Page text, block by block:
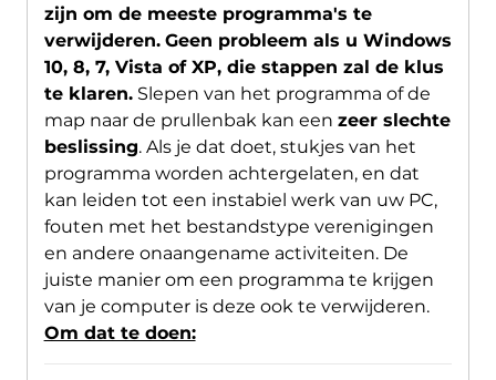
zijn om de meeste programma's te
verwijderen. Geen probleem als u Windows
10, 8, 7, Vista of XP, die stappen zal de klus
te klaren.Slepen van het programma of de
map naar de prullenbak kan een zeer slechte
beslissing. Als je dat doet, stukjes van het
programma worden achtergelaten, en dat
kan leiden tot een instabiel werk van uw PC,
fouten met het bestandstype verenigingen
en andere onaangename activiteiten. De
juiste manier om een ​​programma te krijgen
van je computer is deze ook te verwijderen.
Om dat te doen: